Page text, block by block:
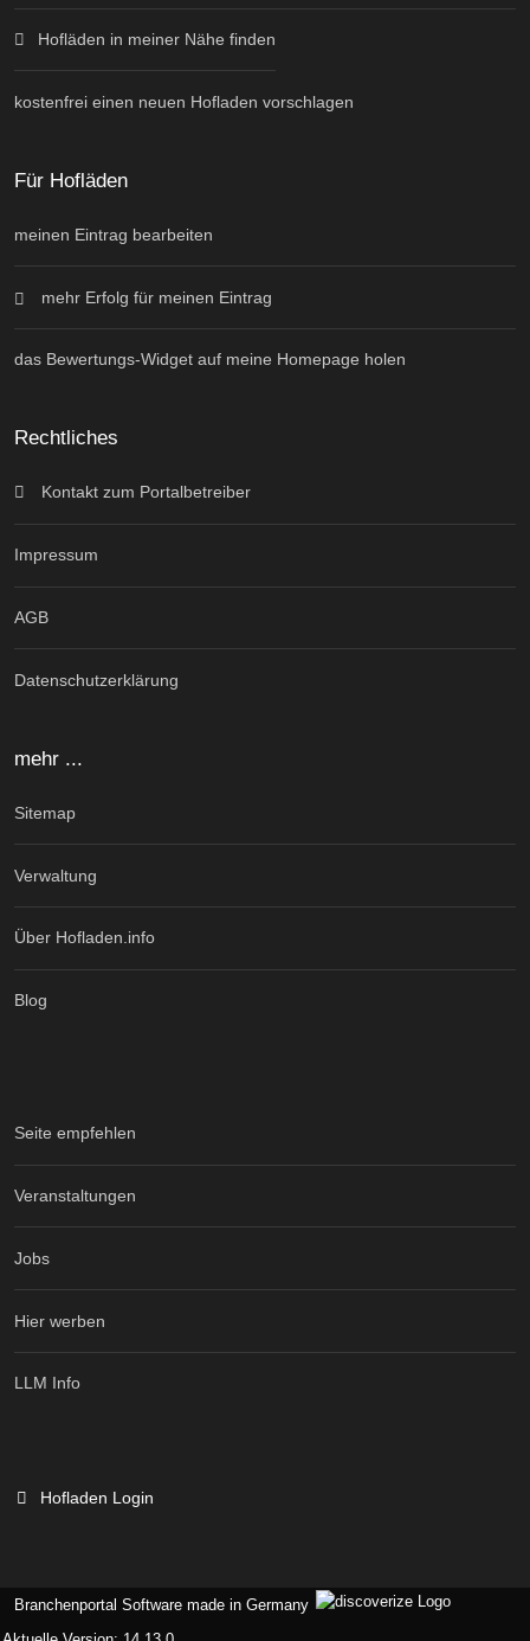
Hofläden in meiner Nähe finden
kostenfrei einen neuen Hofladen vorschlagen
Für Hofläden
meinen Eintrag bearbeiten
mehr Erfolg für meinen Eintrag
das Bewertungs-Widget auf meine Homepage holen
Rechtliches
Kontakt zum Portalbetreiber
Impressum
AGB
Datenschutzerklärung
mehr ...
Sitemap
Verwaltung
Über Hofladen.info
Blog
Seite empfehlen
Veranstaltungen
Jobs
Hier werben
LLM Info
Hofladen Login
Branchenportal Software made in Germany